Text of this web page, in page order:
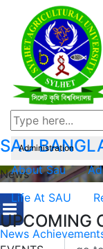
SAU
About Sau
Life At SAU
UPCOMING
Administration
News
News